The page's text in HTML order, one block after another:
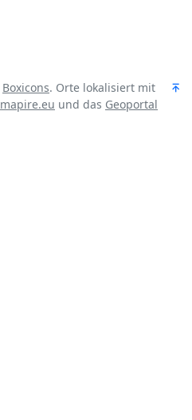
Boxicons. Orte lokalisiert mit
mapire.eu und das Geoportal